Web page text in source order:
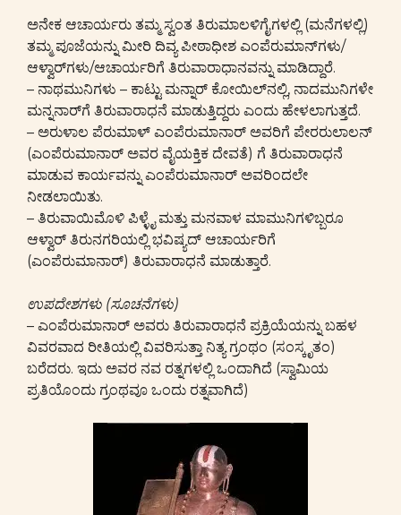
ಅನೇಕ ಆಚಾರ್ಯರು ತಮ್ಮ ಸ್ವಂತ ತಿರುಮಾಲಳಿಗೈಗಳಲ್ಲಿ (ಮನೆಗಳಲ್ಲಿ)
ತಮ್ಮ ಪೂಜೆಯನ್ನು ಮೀರಿ ದಿವ್ಯ ಪೀಠಾಧೀಶ ಎಂಪೆರುಮಾನ್‌ಗಳು/
ಆಳ್ವಾರ್‌ಗಳು/ಆಚಾರ್ಯರಿಗೆ ತಿರುವಾರಾಧಾನವನ್ನು ಮಾಡಿದ್ದಾರೆ.
– ನಾಥಮುನಿಗಳು – ಕಾಟ್ಟು ಮನ್ನಾರ್ ಕೋಯಿಲ್‌ನಲ್ಲಿ, ನಾದಮುನಿಗಳೇ
ಮನ್ನನಾರ್‌ಗೆ ತಿರುವಾರಾಧನೆ ಮಾಡುತ್ತಿದ್ದರು ಎಂದು ಹೇಳಲಾಗುತ್ತದೆ.
– ಅರುಳಾಲ ಪೆರುಮಾಳ್ ಎಂಪೆರುಮಾನಾರ್ ಅವರಿಗೆ ಪೇರರುಲಾಲನ್
(ಎಂಪೆರುಮಾನಾರ್ ಅವರ ವೈಯಕ್ತಿಕ ದೇವತೆ) ಗೆ ತಿರುವಾರಾಧನೆ
ಮಾಡುವ ಕಾರ್ಯವನ್ನು ಎಂಪೆರುಮಾನಾರ್ ಅವರಿಂದಲೇ
ನೀಡಲಾಯಿತು.
– ತಿರುವಾಯಿಮೊಳಿ ಪಿಳ್ಳೈ ಮತ್ತು ಮನವಾಳ ಮಾಮುನಿಗಳಿಬ್ಬರೂ
ಆಳ್ವಾರ್ ತಿರುನಗರಿಯಲ್ಲಿ ಭವಿಷ್ಯದ್ ಆಚಾರ್ಯರಿಗೆ
(ಎಂಪೆರುಮಾನಾರ್) ತಿರುವಾರಾಧನೆ ಮಾಡುತ್ತಾರೆ.
ಉಪದೇಶಗಳು (ಸೂಚನೆಗಳು)
– ಎಂಪೆರುಮಾನಾರ್ ಅವರು ತಿರುವಾರಾಧನೆ ಪ್ರಕ್ರಿಯೆಯನ್ನು ಬಹಳ
ವಿವರವಾದ ರೀತಿಯಲ್ಲಿ ವಿವರಿಸುತ್ತಾ ನಿತ್ಯ ಗ್ರಂಥಂ (ಸಂಸ್ಕೃತಂ)
ಬರೆದರು. ಇದು ಅವರ ನವ ರತ್ನಗಳಲ್ಲಿ ಒಂದಾಗಿದೆ (ಸ್ವಾಮಿಯ
ಪ್ರತಿಯೊಂದು ಗ್ರಂಥವೂ ಒಂದು ರತ್ನವಾಗಿದೆ)